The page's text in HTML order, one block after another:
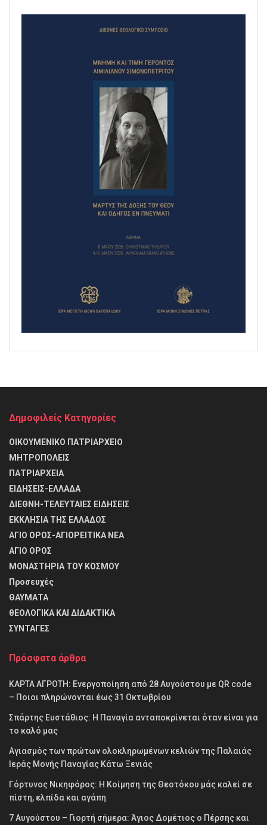
Δημοφιλείς Κατηγορίες
ΟΙΚΟΥΜΕΝΙΚΟ ΠΑΤΡΙΑΡΧΕΙΟ
ΜΗΤΡΟΠΟΛΕΙΣ
ΠΑΤΡΙΑΡΧΕΙΑ
ΕΙΔΗΣΕΙΣ-ΕΛΛΑΔΑ
ΔΙΕΘΝΗ-ΤΕΛΕΥΤΑΙΕΣ ΕΙΔΗΣΕΙΣ
ΕΚΚΛΗΣΙΑ ΤΗΣ ΕΛΛΑΔΟΣ
ΑΓΙΟ ΟΡΟΣ-ΑΓΙΟΡΕΙΤΙΚΑ ΝΕΑ
ΑΓΙΟ ΟΡΟΣ
ΜΟΝΑΣΤΗΡΙΑ ΤΟΥ ΚΟΣΜΟΥ
Προσευχές
ΘΑΥΜΑΤΑ
θΕΟΛΟΓΙΚΑ ΚΑΙ ΔΙΔΑΚΤΙΚΑ
ΣΥΝΤΑΓΕΣ
Πρόσφατα άρθρα
ΚΑΡΤΑ ΑΓΡΟΤΗ: Ενεργοποίηση από 28 Αυγούστου με QR code
– Ποιοι πληρώνονται έως 31 Οκτωβρίου
Σπάρτης Ευστάθιος: Η Παναγία ανταποκρίνεται όταν είναι για
το καλό μας
Αγιασμός των πρώτων ολοκληρωμένων κελιών της Παλαιάς
Ιεράς Μονής Παναγίας Κάτω Ξενιάς
Γόρτυνος Νικηφόρος: Η Κοίμηση της Θεοτόκου μάς καλεί σε
πίστη, ελπίδα και αγάπη
7 Αυγούστου – Γιορτή σήμερα: Άγιος Δομέτιος ο Πέρσης και